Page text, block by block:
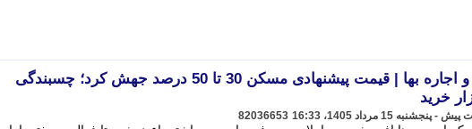
اخبار فوری بازار مسکن و اجاره بها | قیمت پیشنهادی مسکن 30 تا 50 درصد جهش کرد؛ چسبندگی
خرید
82036653